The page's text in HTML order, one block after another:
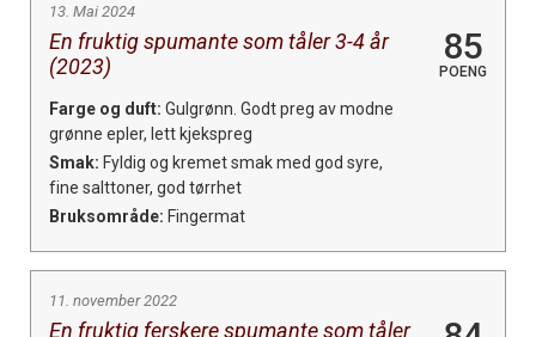
13. Mai 2024
En fruktig spumante som tåler 3-4 år
(2023)
85
POENG
Farge og duft: Gulgrønn. Godt preg av modne
grønne epler, lett kjekspreg
Smak: Fyldig og kremet smak med god syre,
fine salttoner, god tørrhet
Bruksområde: Fingermat
11. november 2022
En fruktig ferskere spumante som tåler